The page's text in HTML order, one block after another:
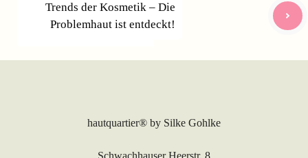
Trends der Kosmetik – Die
Problemhaut ist entdeckt!
hautquartier® by Silke Gohlke
Schwachhauser Heerstr. 8